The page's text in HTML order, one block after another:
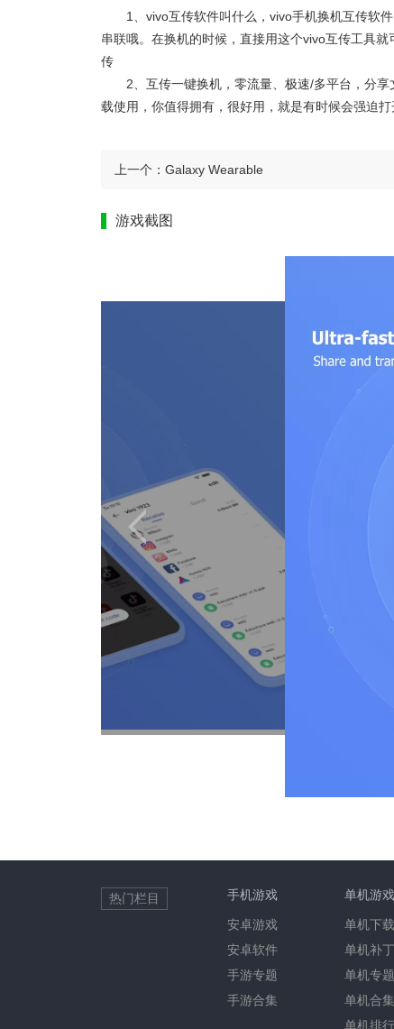
1、vivo互传软件叫什么，vivo手机换机互传软
串联哦。在换机的时候，直接用这个vivo互传工具
传
2、互传一键换机，零流量、极速/多平台，分
载使用，你值得拥有，很好用，就是有时候会强迫
上一个： Galaxy Wearable
游戏截图
手机游戏
安卓游戏
安卓软件
手游专题
手游合集
单机游戏
单机下载
单机补丁
单机专题
单机合集
单机排
热门栏目